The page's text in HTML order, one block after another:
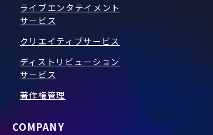
ライブエンタテイメント
サービス
クリエイティブサービス
ディストリビューション
サービス
著作権管理
COMPANY